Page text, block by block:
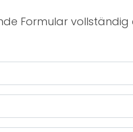
Formular vollständig